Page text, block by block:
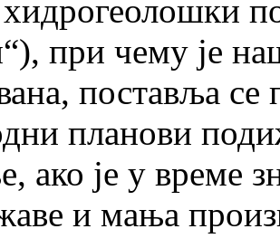
хидрогеолошки
при чему је
поставља се
планови
ако је у време
и мања